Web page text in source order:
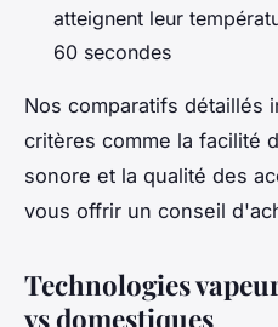
atteignent leur
60 secondes
Nos comparatifs détaillés
critères comme la facilité
sonore et la qualité des
vous offrir un conseil
Technologies
vs domestiques